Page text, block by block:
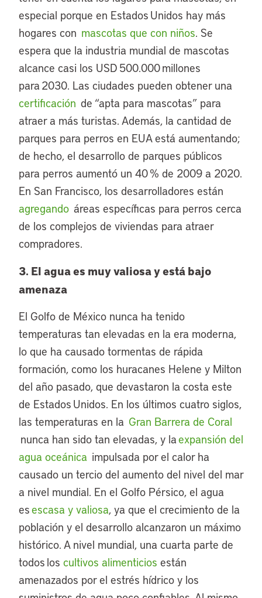
especial porque en Estados Unidos hay más
hogares con mascotas que con niños. Se
espera que la industria mundial de mascotas
alcance casi los USD 500.000 millones
para 2030. Las ciudades pueden obtener una
certificación de “apta para mascotas” para
atraer a más turistas. Además, la cantidad de
parques para perros en EUA está aumentando;
de hecho, el desarrollo de parques públicos
para perros aumentó un 40 % de 2009 a 2020.
En San Francisco, los desarrolladores están
agregando áreas específicas para perros cerca
de los complejos de viviendas para atraer
compradores.
3. El agua es muy valiosa y está bajo
amenaza
El Golfo de México nunca ha tenido
temperaturas tan elevadas en la era moderna,
lo que ha causado tormentas de rápida
formación, como los huracanes Helene y Milton
del año pasado, que devastaron la costa este
de Estados Unidos. En los últimos cuatro siglos,
las temperaturas en la Gran Barrera de Coral
nunca han sido tan elevadas, y laexpansión del
agua oceánica impulsada por el calor ha
causado un tercio del aumento del nivel del mar
a nivel mundial. En el Golfo Pérsico, el agua
esescasa y valiosa, ya que el crecimiento de la
población y el desarrollo alcanzaron un máximo
histórico. A nivel mundial, una cuarta parte de
todos los cultivos alimenticios están
amenazados por el estrés hídrico y los